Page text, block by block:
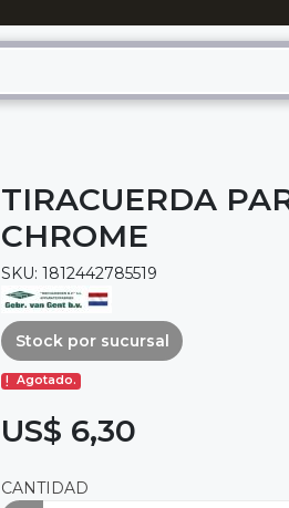
TIRACUERDA
CHROME
SKU: 1812442785519
Stock por sucursal
Agotado.
US$ 6,30
CANTIDAD